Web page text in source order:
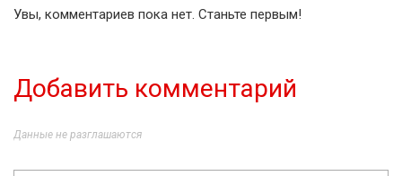
Увы, комментариев пока нет. Станьте первым!
Добавить комментарий
Данные не разглашаются